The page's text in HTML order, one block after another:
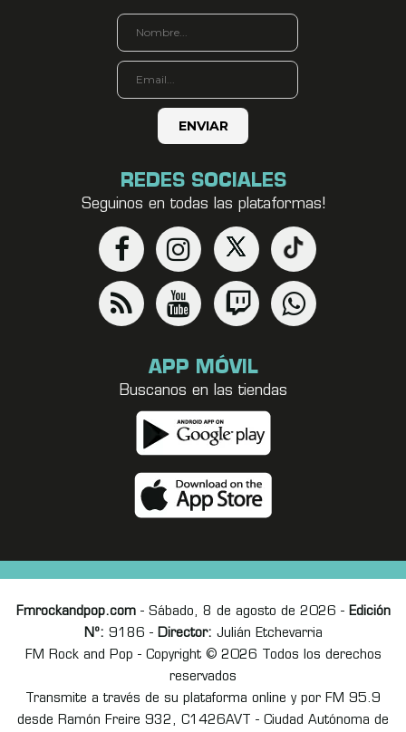
REDES SOCIALES
Seguinos en todas las plataformas!
APP MÓVIL
Buscanos en las tiendas
Fmrockandpop.com- Sábado, 8 de agosto de 2026 - Edición
Nº: 9186 - Director: Julián Etchevarria
FM Rock and Pop - Copyright © 2026 Todos los derechos
reservados
Transmite a través de su plataforma online y por FM 95.9
desde Ramón Freire 932, C1426AVT - Ciudad Autónoma de